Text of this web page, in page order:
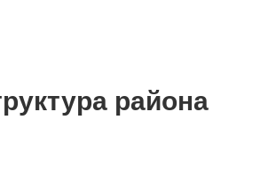
района